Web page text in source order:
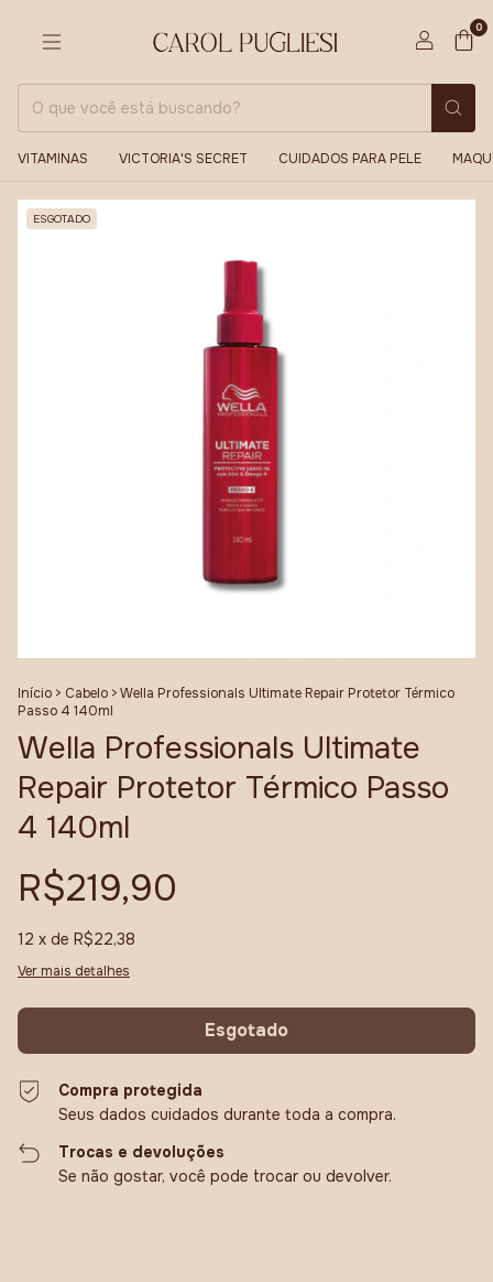
0
VITAMINAS VICTORIA'S SECRET CUIDADOS PARA PELE
ESGOTADO
Início > Cabelo >Wella Professionals Ultimate Repair Protetor Térmico
Passo 4 140ml
Wella Professionals Ultimate
Repair Protetor Térmico Passo
4 140ml
R$219,90
12 x de R$22,38
Ver mais detalhes
Compra protegida
Seus dados cuidados durante toda a compra.
Trocas e devoluções
Se não gostar, você pode trocar ou devolver.